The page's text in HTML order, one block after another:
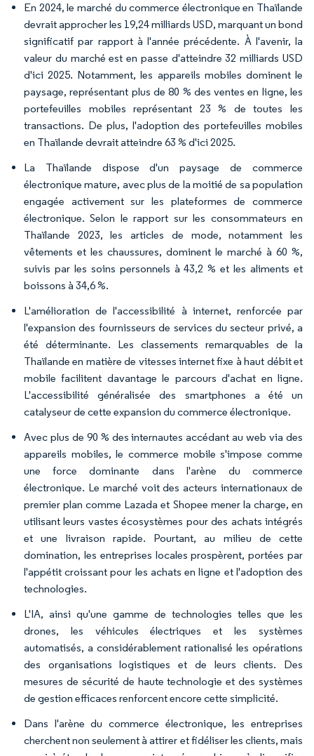
En 2024, le marché du commerce électronique en Thaïlande
devrait approcher les 19,24 milliards USD, marquant un bond
significatif par rapport à l'année précédente. À l'avenir, la
valeur du marché est en passe d'atteindre 32 milliards USD
d'ici 2025. Notamment, les appareils mobiles dominent le
paysage, représentant plus de 80 % des ventes en ligne, les
portefeuilles mobiles représentant 23 % de toutes les
transactions. De plus, l'adoption des portefeuilles mobiles
en Thaïlande devrait atteindre 63 % d'ici 2025.
La Thaïlande dispose d'un paysage de commerce
électronique mature, avec plus de la moitié de sa population
engagée activement sur les plateformes de commerce
électronique. Selon le rapport sur les consommateurs en
Thaïlande 2023, les articles de mode, notamment les
vêtements et les chaussures, dominent le marché à 60 %,
suivis par les soins personnels à 43,2 % et les aliments et
boissons à 34,6 %.
L'amélioration de l'accessibilité à internet, renforcée par
l'expansion des fournisseurs de services du secteur privé, a
été déterminante. Les classements remarquables de la
Thaïlande en matière de vitesses internet fixe à haut débit et
mobile facilitent davantage le parcours d'achat en ligne.
L'accessibilité généralisée des smartphones a été un
catalyseur de cette expansion du commerce électronique.
Avec plus de 90 % des internautes accédant au web via des
appareils mobiles, le commerce mobile s'impose comme
une force dominante dans l'arène du commerce
électronique. Le marché voit des acteurs internationaux de
premier plan comme Lazada et Shopee mener la charge, en
utilisant leurs vastes écosystèmes pour des achats intégrés
et une livraison rapide. Pourtant, au milieu de cette
domination, les entreprises locales prospèrent, portées par
l'appétit croissant pour les achats en ligne et l'adoption des
technologies.
L'IA, ainsi qu'une gamme de technologies telles que les
drones, les véhicules électriques et les systèmes
automatisés, a considérablement rationalisé les opérations
des organisations logistiques et de leurs clients. Des
mesures de sécurité de haute technologie et des systèmes
de gestion efficaces renforcent encore cette simplicité.
Dans l'arène du commerce électronique, les entreprises
cherchent non seulement à attirer et fidéliser les clients, mais